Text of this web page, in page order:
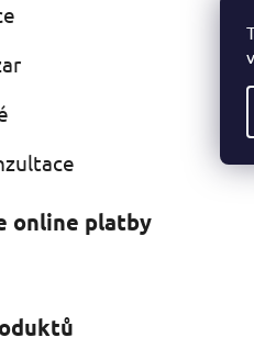
online platby